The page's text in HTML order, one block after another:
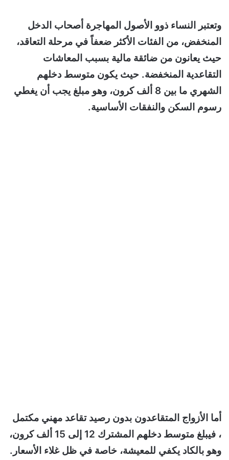
وتعتبر النساء ذوو الأصول المهاجرة أصحاب الدخل
المنخفض، من الفئات الأكثر ضعفاً في مرحلة التعاقد،
حيث يعانون من ضائقة مالية بسبب المعاشات
التقاعدية المنخفضة. حيث يكون متوسط دخلهم
الشهري ما بين 8 ألف كرون، وهو مبلغ يجب أن يغطي
رسوم السكن والنفقات الأساسية.
أما الأزواج المتقاعدون بدون رصيد تقاعد مهني مكتمل
، فيبلغ متوسط دخلهم المشترك 12 إلى 15 ألف كرون،
وهو بالكاد يكفي للمعيشة، خاصة في ظل غلاء الأسعار.